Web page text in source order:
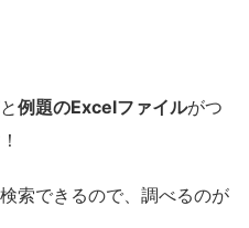
と例題のExcelファイルがつ
索できるので、調べるのが